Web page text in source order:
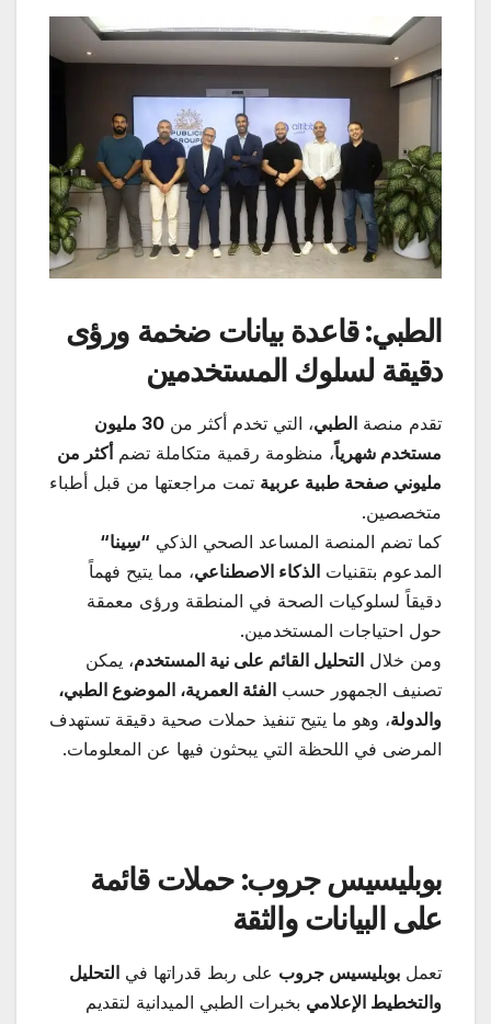
الطبي: قاعدة بيانات ضخمة ورؤى
دقيقة لسلوك المستخدمين
تقدم منصة الطبي، التي تخدم أكثر من 30 مليون
مستخدم شهرياً، منظومة رقمية متكاملة تضم أكثر من
مليوني صفحة طبية عربية تمت مراجعتها من قبل أطباء
متخصصين.
كما تضم المنصة المساعد الصحي الذكي “سِينا“
المدعوم بتقنيات الذكاء الاصطناعي، مما يتيح فهماً
دقيقاً لسلوكيات الصحة في المنطقة ورؤى معمقة
حول احتياجات المستخدمين.
ومن خلال التحليل القائم على نية المستخدم، يمكن
تصنيف الجمهور حسب الفئة العمرية، الموضوع الطبي،
والدولة، وهو ما يتيح تنفيذ حملات صحية دقيقة تستهدف
المرضى في اللحظة التي يبحثون فيها عن المعلومات.
بوبليسيس جروب: حملات قائمة
على البيانات والثقة
تعمل بوبليسيس جروب على ربط قدراتها في التحليل
والتخطيط الإعلامي بخبرات الطبي الميدانية لتقديم